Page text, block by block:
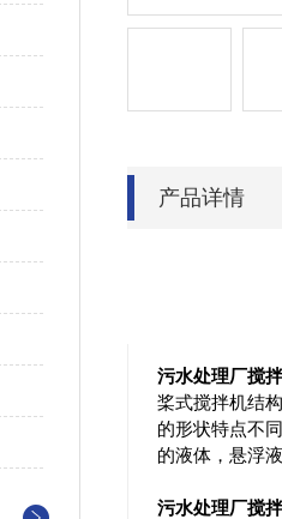
产品详情
污水处理厂搅
桨式搅拌机结
的形状特点不
的液体，悬浮
污水处理厂搅